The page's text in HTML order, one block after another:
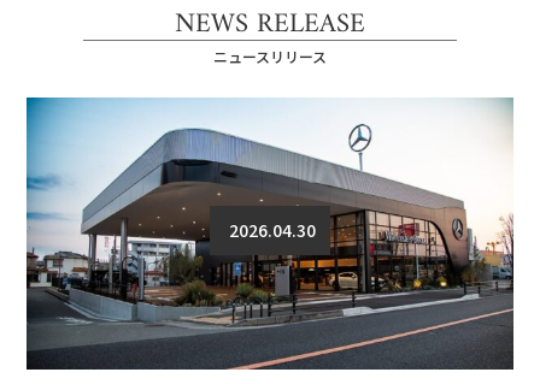
NEWS RELEASE
ニュースリリース
2026.04.30